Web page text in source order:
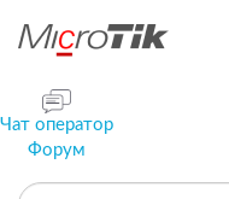
Чат оператор
Форум